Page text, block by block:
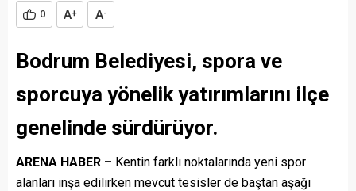
0 A+ A-
Bodrum Belediyesi, spora ve
sporcuya yönelik yatırımlarını ilçe
genelinde sürdürüyor.
ARENA HABER – Kentin farklı noktalarında yeni spor
alanları inşa edilirken mevcut tesisler de baştan aşağı